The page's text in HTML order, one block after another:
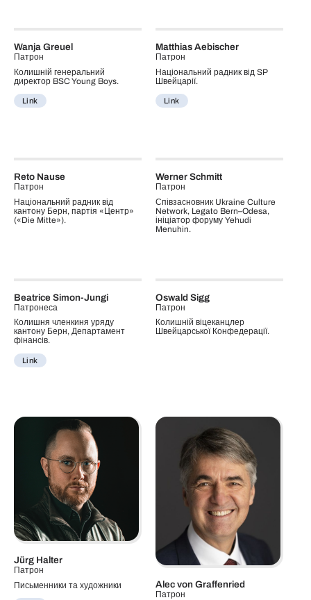
Wanja Greuel
Патрон
Колишній генеральний
директор BSC Young Boys.
Link
Matthias Aebischer
Патрон
Національний радник від SP
Швейцарії.
Link
Reto Nause
Патрон
Національний радник від
кантону Берн, партія «Центр»
(«Die Mitte»).
Werner Schmitt
Патрон
Співзасновник Ukraine Culture
Network, Legato Bern–Odesa,
ініціатор форуму Yehudi
Menuhin.
Beatrice Simon-Jungi
Патронеса
Колишня членкиня уряду
кантону Берн, Департамент
фінансів.
Link
Oswald Sigg
Патрон
Колишній віцеканцлер
Швейцарської Конфедерації.
Jürg Halter
Патрон
Письменники та художники
Alec von Graffenried
Патрон